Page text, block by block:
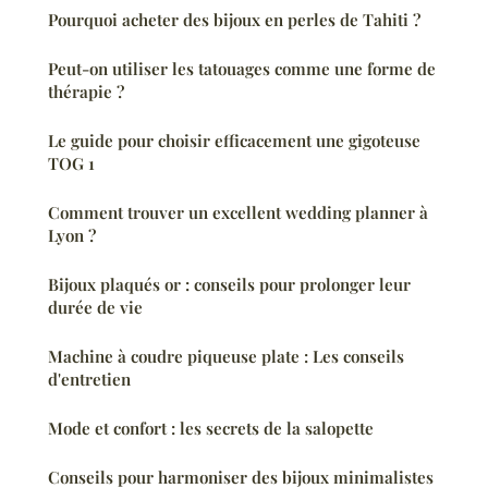
Pourquoi acheter des bijoux en perles de Tahiti ?
Peut-on utiliser les tatouages comme une forme de
thérapie ?
Le guide pour choisir efficacement une gigoteuse
TOG 1
Comment trouver un excellent wedding planner à
Lyon ?
Bijoux plaqués or : conseils pour prolonger leur
durée de vie
Machine à coudre piqueuse plate : Les conseils
d'entretien
Mode et confort : les secrets de la salopette
Conseils pour harmoniser des bijoux minimalistes